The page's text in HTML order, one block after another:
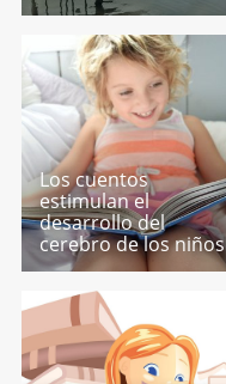
Los cuentos
estimulan el
desarrollo del
cerebro de los niños